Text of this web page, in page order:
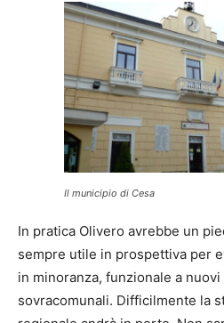
Il municipio di Cesa
In pratica Olivero avrebbe un
sempre utile in prospettiva per
in minoranza, funzionale a
sovracomunali. Difficilmente la